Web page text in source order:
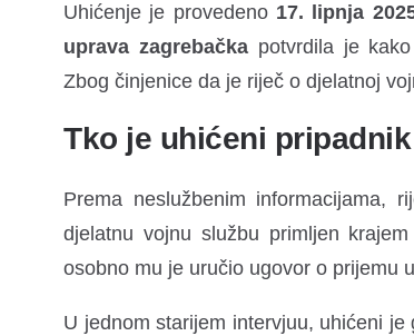
Uhićenje je provedeno 17. lipnja
uprava zagrebačkapotvrdila je kako
Zbog činjenice da je riječ o djelatnoj
Tko je uhićeni
Prema neslužbenim informacijama,
djelatnu vojnu službu primljen
osobno mu je uručio ugovor o prijemu
U jednom starijem intervjuu, uhićeni